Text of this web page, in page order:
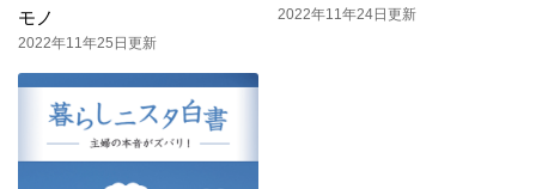
モノ
2022年11年25日更新
2022年11年24日更新